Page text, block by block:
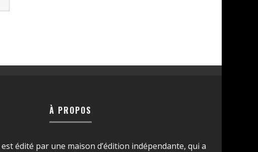
À PROPOS
est édité par une maison d’édition indépendante, qui a